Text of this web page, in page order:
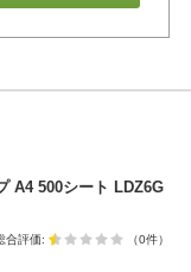
A4 500シート LDZ6G
合評価: （0件）